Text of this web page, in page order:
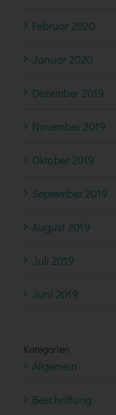
Februar 2020
Januar 2020
Dezember 2019
November 2019
Oktober 2019
September 2019
August 2019
Juli 2019
Juni 2019
Kategorien
Allgemein
Beschriftung